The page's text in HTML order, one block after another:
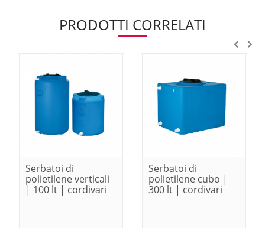
PRODOTTI CORRELATI
Serbatoi di
polietilene verticali
| 100 lt | cordivari
Serbatoi di
polietilene cubo |
300 lt | cordivari